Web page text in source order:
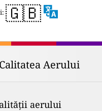
🇬🇧
Aerului
aerului